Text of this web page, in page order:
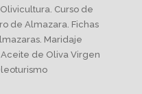
Curso de
de Almazara. Fichas
Maridaje
de Oliva Virgen